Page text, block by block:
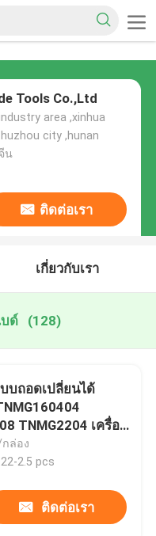
Hunan Speed Carbide Tools Co.,Ltd
area ,xinhua
city ,hunan
น
ติดต่อเรา
เกี่ยวกับเรา
ด์ (128)
บถอดเปลี่ยนได้
TNMG2204 เครื่อง
หรับโลหะ
กล่อง
2.5 pcs
ติดต่อเรา